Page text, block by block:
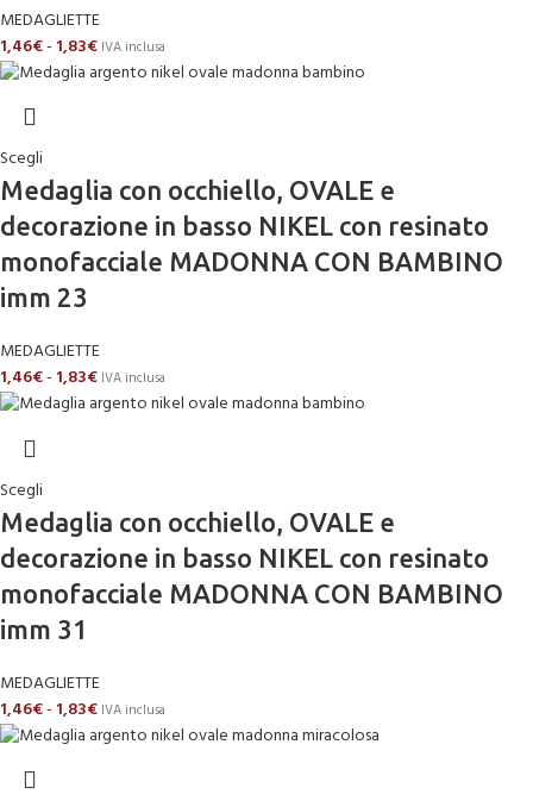
MEDAGLIETTE
1,46€- 1,83€ IVA inclusa
Scegli
Medaglia con occhiello, OVALE e
decorazione in basso NIKEL con resinato
monofacciale MADONNA CON BAMBINO
imm 23
MEDAGLIETTE
1,46€- 1,83€ IVA inclusa
Scegli
Medaglia con occhiello, OVALE e
decorazione in basso NIKEL con resinato
monofacciale MADONNA CON BAMBINO
imm 31
MEDAGLIETTE
1,46€- 1,83€ IVA inclusa